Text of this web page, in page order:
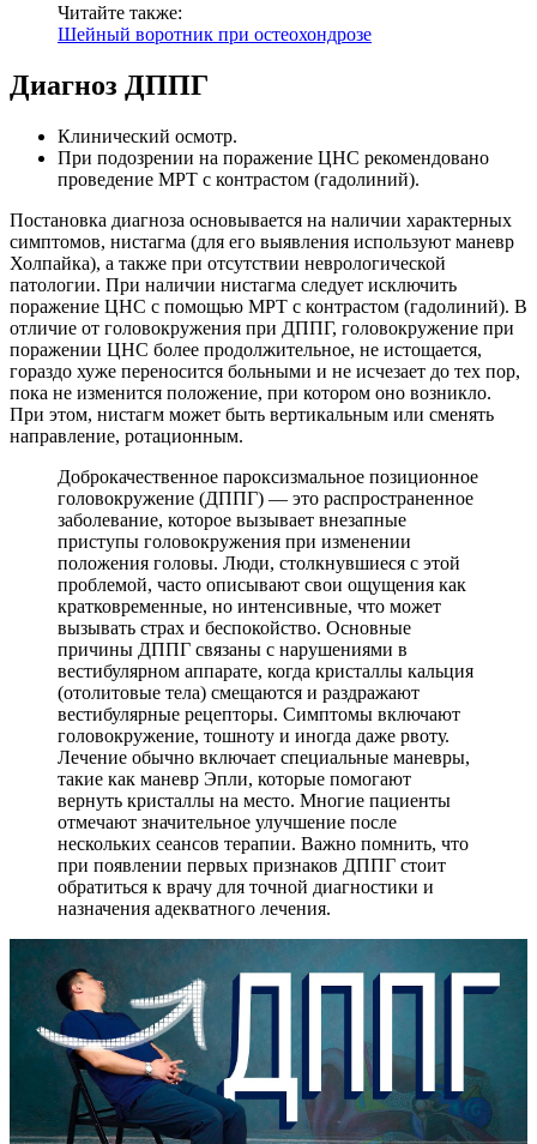
Читайте также:
Шейный воротник при остеохондрозе
Диагноз ДППГ
Клинический осмотр.
При подозрении на поражение ЦНС рекомендовано
проведение МРТ с контрастом (гадолиний).
Постановка диагноза основывается на наличии характерных
симптомов, нистагма (для его выявления используют маневр
Холпайка), а также при отсутствии неврологической
патологии. При наличии нистагма следует исключить
поражение ЦНС с помощью МРТ с контрастом (гадолиний). В
отличие от головокружения при ДППГ, головокружение при
поражении ЦНС более продолжительное, не истощается,
гораздо хуже переносится больными и не исчезает до тех пор,
пока не изменится положение, при котором оно возникло.
При этом, нистагм может быть вертикальным или сменять
направление, ротационным.
Доброкачественное пароксизмальное позиционное
головокружение (ДППГ) — это распространенное
заболевание, которое вызывает внезапные
приступы головокружения при изменении
положения головы. Люди, столкнувшиеся с этой
проблемой, часто описывают свои ощущения как
кратковременные, но интенсивные, что может
вызывать страх и беспокойство. Основные
причины ДППГ связаны с нарушениями в
вестибулярном аппарате, когда кристаллы кальция
(отолитовые тела) смещаются и раздражают
вестибулярные рецепторы. Симптомы включают
головокружение, тошноту и иногда даже рвоту.
Лечение обычно включает специальные маневры,
такие как маневр Эпли, которые помогают
вернуть кристаллы на место. Многие пациенты
отмечают значительное улучшение после
нескольких сеансов терапии. Важно помнить, что
при появлении первых признаков ДППГ стоит
обратиться к врачу для точной диагностики и
назначения адекватного лечения.